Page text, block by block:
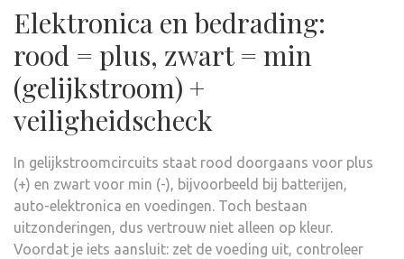
Elektronica en bedrading:
rood = plus, zwart = min
(gelijkstroom) +
veiligheidscheck
In gelijkstroomcircuits staat rood doorgaans voor plus
(+) en zwart voor min (-), bijvoorbeeld bij batterijen,
auto-elektronica en voedingen. Toch bestaan
uitzonderingen, dus vertrouw niet alleen op kleur.
Voordat je iets aansluit: zet de voeding uit, controleer